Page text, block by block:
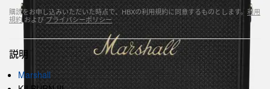
購読をお申し込みいただいた時点で、HBXの利用規約に同意するものとします。 利用
規約およびプライバシーポリシー
説明
Marshall